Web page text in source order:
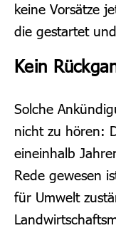
keine Vorsätze
die gestartet
Kein
Solche
nicht zu hören:
eineinhalb
Rede gewesen
für Umwelt